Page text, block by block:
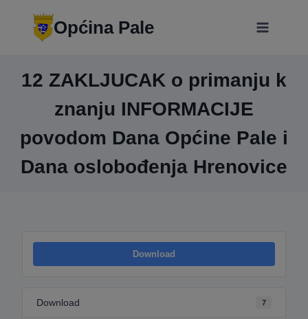
Općina Pale
12 ZAKLJUCAK o primanju k
znanju INFORMACIJE
povodom Dana Općine Pale i
Dana oslobođenja Hrenovice
Download
Download 7